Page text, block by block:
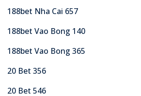
188bet Nha Cai 657
188bet Vao Bong 140
188bet Vao Bong 365
20 Bet 356
20 Bet 546